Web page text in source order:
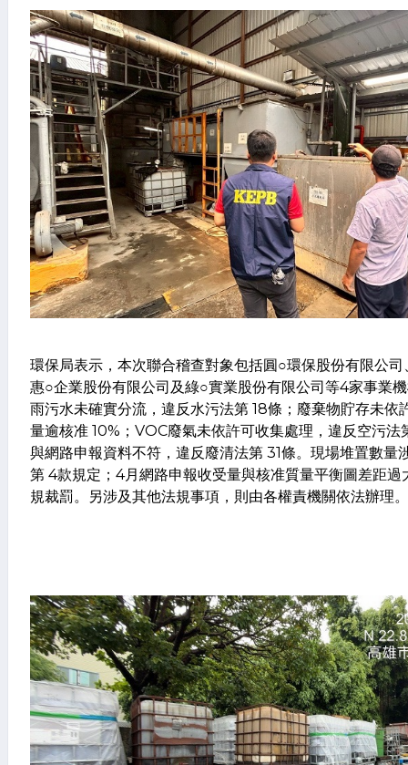
環保局表示，本次聯合稽查對象包括圓○環保股份有限公
惠○企業股份有限公司及綠○實業股份有限公司等4家事業
雨污水未確實分流，違反水污法第 18條；廢棄物貯存未依
量逾核准 10%；VOC廢氣未依許可收集處理，違反空污法
與網路申報資料不符，違反廢清法第 31條。現場堆置數量
第 4款規定；4月網路申報收受量與核准質量平衡圖差距
規裁罰。另涉及其他法規事項，則由各權責機關依法辦理。